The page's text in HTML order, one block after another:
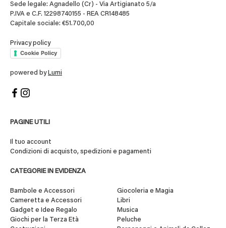
Sede legale: Agnadello (Cr) - Via Artigianato 5/a
P.IVA e C.F. 12298740155 - REA CR148485
Capitale sociale: €51.700,00
Privacy policy
Cookie Policy
powered by Lumi
PAGINE UTILI
Il tuo account
Condizioni di acquisto, spedizioni e pagamenti
CATEGORIE IN EVIDENZA
Bambole e Accessori
Cameretta e Accessori
Gadget e Idee Regalo
Giochi per la Terza Età
Giocoleria e Magia
Libri
Musica
Peluche